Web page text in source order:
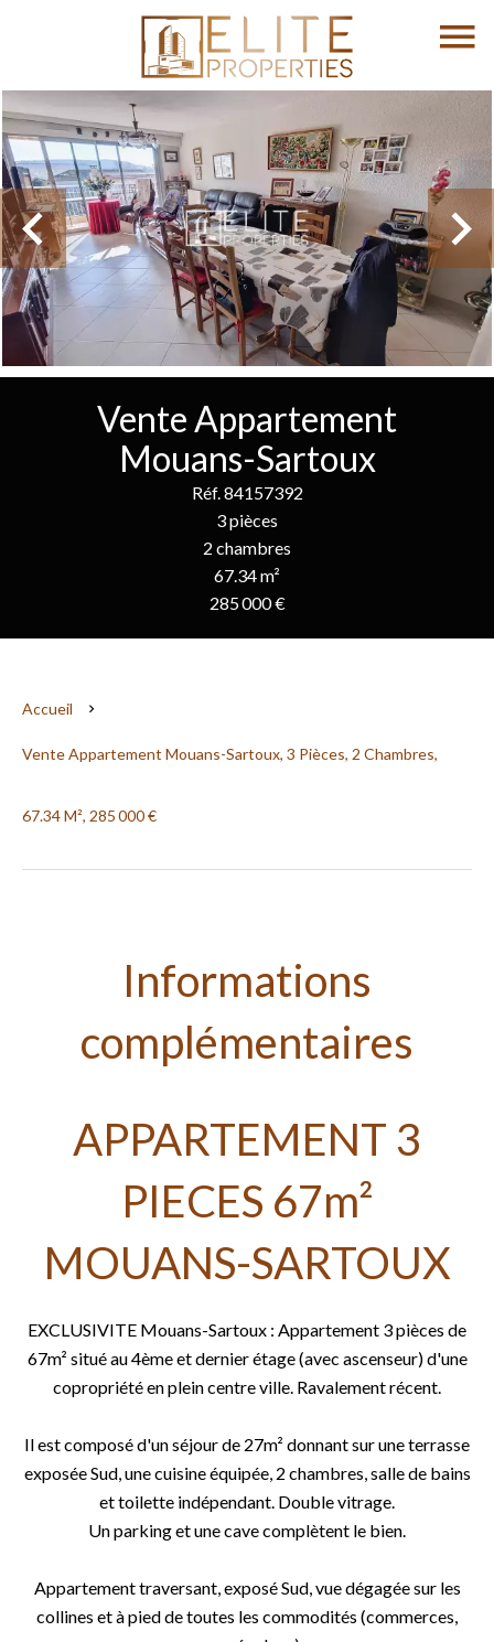
Vente Appartement
Mouans-Sartoux
Réf. 84157392
3 pièces
2 chambres
67.34 m²
285 000 €
Accueil
Vente Appartement Mouans-Sartoux, 3 Pièces, 2 Chambres,
67.34 M², 285 000 €
Informations
complémentaires
APPARTEMENT 3
PIECES 67m²
MOUANS-SARTOUX
EXCLUSIVITE Mouans-Sartoux : Appartement 3 pièces de
67m² situé au 4ème et dernier étage (avec ascenseur) d'une
copropriété en plein centre ville. Ravalement récent.
Il est composé d'un séjour de 27m² donnant sur une terrasse
exposée Sud, une cuisine équipée, 2 chambres, salle de bains
et toilette indépendant. Double vitrage.
Un parking et une cave complètent le bien.
Appartement traversant, exposé Sud, vue dégagée sur les
collines et à pied de toutes les commodités (commerces,